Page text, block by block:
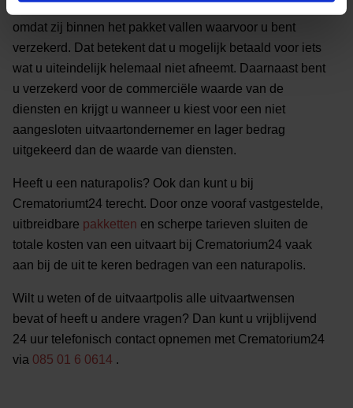
dat u mogelijk diensten af moet nemen die u niet wenst
omdat zij binnen het pakket vallen waarvoor u bent
verzekerd. Dat betekent dat u mogelijk betaald voor iets
wat u uiteindelijk helemaal niet afneemt. Daarnaast bent
u verzekerd voor de commerciële waarde van de
diensten en krijgt u wanneer u kiest voor een niet
aangesloten uitvaartondernemer en lager bedrag
uitgekeerd dan de waarde van diensten.
Heeft u een naturapolis? Ook dan kunt u bij
Crematoriumt24 terecht. Door onze vooraf vastgestelde,
uitbreidbare pakketten en scherpe tarieven sluiten de
totale kosten van een uitvaart bij Crematorium24 vaak
aan bij de uit te keren bedragen van een naturapolis.
Wilt u weten of de uitvaartpolis alle uitvaartwensen
bevat of heeft u andere vragen? Dan kunt u vrijblijvend
24 uur telefonisch contact opnemen met Crematorium24
via 085 01 6 0614 .